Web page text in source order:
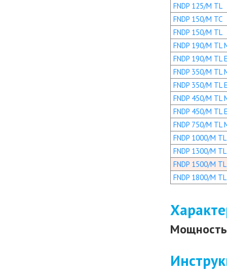
FNDP 125/M TL
FNDP 150/M TC
FNDP 150/M TL
FNDP 190/M TL
FNDP 190/M TL
FNDP 350/M TL
FNDP 350/M TL
FNDP 450/M TL
FNDP 450/M TL
FNDP 750/M TL
FNDP 1000/M TL
FNDP 1300/M TL
FNDP 1500/M TL
FNDP 1800/M TL
Мощность